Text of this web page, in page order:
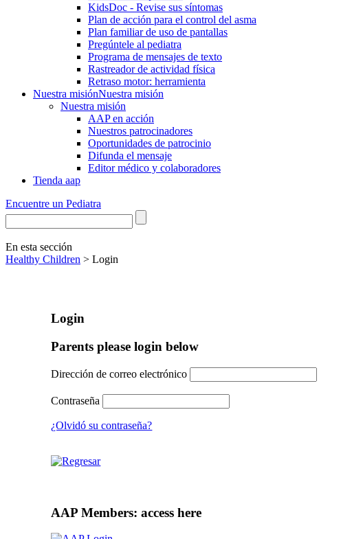
KidsDoc - Revise sus síntomas
Plan de acción para el control del asma
Plan familiar de uso de pantallas
Pregúntele al pediatra
Programa de mensajes de texto
Rastre​​ador de activida​d física
Retraso motor: herramienta
Nuestra misiónNuestra misión
Nuestra misión
AAP en acción
Nuestros patrocinadores
Oportunidades de patrocinio
Difunda el mensaje
Editor médico y colaboradores
Tienda aap
Encuentre un Pediatra
En esta sección
Healthy Children > Login
Login
Parents please login below
Dirección de correo electrónico
Contraseña
¿Olvidó su contraseña?
AAP Members: access here